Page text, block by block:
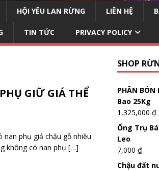
HỘI YÊU LAN RỪNG LIÊN HỆ
TIN TỨC PRIVACY POLICY
GIỮ GIÁ THỂ
nan phụ giả chậu gỗ nhiều
không có nan phụ […]
SHOP
PHÂN BÓN
Bao 25Kg
1,325,000 ₫
Ống Trụ
Leo
7,000 ₫
Chậu đất